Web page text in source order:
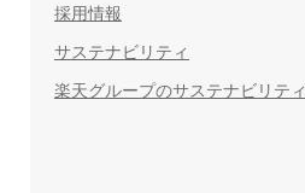
採用情報
サステナビリティ
楽天グループのサステナビリティ